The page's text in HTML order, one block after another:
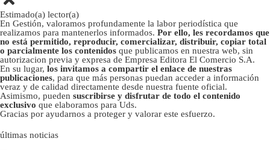
Estimado(a) lector(a)
En Gestión, valoramos profundamente la labor periodística que
realizamos para mantenerlos informados. Por ello, les recordamos que
no está permitido, reproducir, comercializar, distribuir, copiar total
o parcialmente los contenidos que publicamos en nuestra web, sin
autorizacion previa y expresa de Empresa Editora El Comercio S.A.
En su lugar, los invitamos a compartir el enlace de nuestras
publicaciones, para que más personas puedan acceder a información
veraz y de calidad directamente desde nuestra fuente oficial.
Asimismo, pueden suscribirse y disfrutar de todo el contenido
exclusivo que elaboramos para Uds.
Gracias por ayudarnos a proteger y valorar este esfuerzo.
últimas noticias